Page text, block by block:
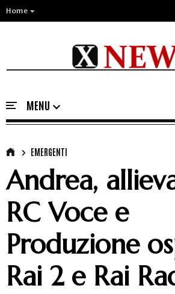
Home
EMERGENTI
Andrea,
RC Voce e
Produzione
Rai 2 e Rai